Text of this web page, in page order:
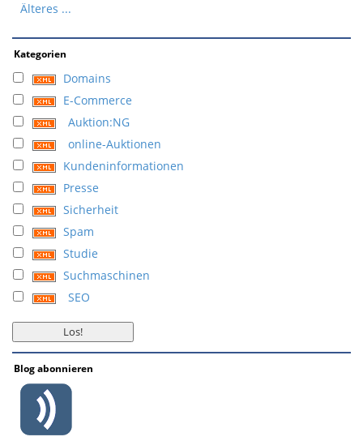
Älteres ...
Kategorien
Domains
E-Commerce
Auktion:NG
online-Auktionen
Kundeninformationen
Presse
Sicherheit
Spam
Studie
Suchmaschinen
SEO
Blog abonnieren